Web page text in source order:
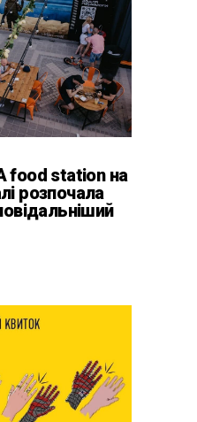
food station на
розпочала